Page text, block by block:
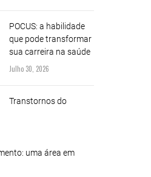
POCUS: a habilidade
que pode transformar
sua carreira na saúde
Julho 30, 2026
Transtornos do
uma área em